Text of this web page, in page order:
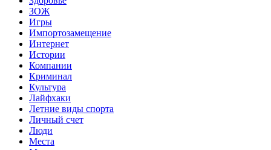
ЗОЖ
Игры
Импортозамещение
Интернет
Истории
Компании
Криминал
Культура
Лайфхаки
Летние виды спорта
Личный счет
Люди
Места